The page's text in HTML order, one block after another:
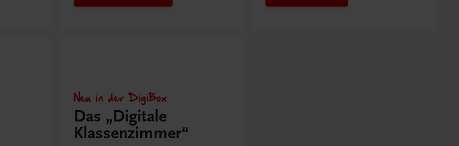
Neu in der DigiBox
Das „Digitale
Klassenzimmer“